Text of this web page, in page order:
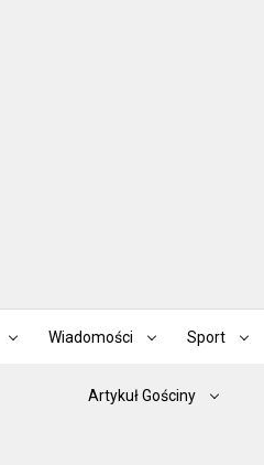
Wiadomości Sport
Artykuł Gościny